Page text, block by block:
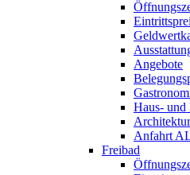
Angebote
Haus-
Architektur
Anfahrt
Freibad